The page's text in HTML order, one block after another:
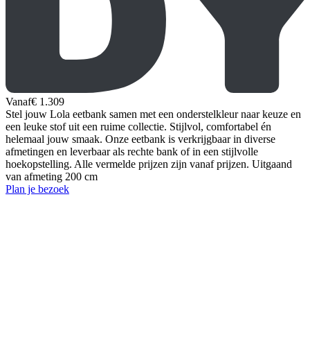
Vanaf€ 1.309
Stel jouw Lola eetbank samen met een onderstelkleur naar keuze en
een leuke stof uit een ruime collectie. Stijlvol, comfortabel én
helemaal jouw smaak. Onze eetbank is verkrijgbaar in diverse
afmetingen en leverbaar als rechte bank of in een stijlvolle
hoekopstelling. Alle vermelde prijzen zijn vanaf prijzen. Uitgaand
van afmeting 200 cm
Plan je bezoek